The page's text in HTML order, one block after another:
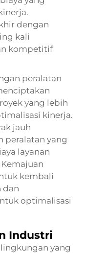
dengan
kali
kompetitif
peralatan
yang lebih
kinerja.
jauh
peralatan yang
layanan
kembali
dan
optimalisasi
Industri
yang